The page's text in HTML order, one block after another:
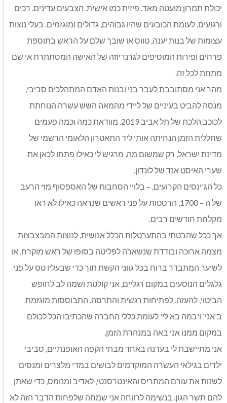
יכולת תמרון מועטה מאד. פיזית כמו אישית. הצבעים עדינים. רכים
ורגועים, לעומת הכובעים שהיו גבוהים, גדולים ומוגזמים. בעלי נוצות
עצומות של בנות יענה, טווס או שובך שלם על הראש בתוספת
פרחים ופירות המוסיפים לגרנדיוזה של האישה המסתתרת אי שם
מתחת לכל זה.
מהר אני מסתובבת לעבר בני ובנות האדם המתהלכים סביבי,
מנסה להביט בעיניים של ליידי מהמאה השש עשרה הנוחתת
לכוכב הלכת של תל אביב 2019. מוודאת כמה וכמה פעמים
שחללית הזמן הנחיתה אותי ליד התאטרון הלאומי הרשמי של
מדינת ישראל, רק שמשום מה, מרגיש לי כאילו פתחו לכאן את
שערי האיסט אנד של לונדון.
כל הג'ינסים הקרועים, – בלויי הסחבות של האספסוף מזי הרעב
של ה – 1700, הרסטות על פני ראשים שנראה כאילו לא ראו
מקלחת חודשים רבים.
אך ככל שהבטתי בהתערטלות הכלל אנושית, לנוצות המבצבצות
מצמה ארוכה ובודדת שנשארה לפליטה בסופו של ראש מוקרח, או
לשיער המתבדר ברוח בכל גווני הקשת תוך כדי שבעליו טס על פני
גלגלים הנוסעים במקום רגליים, אני קולטת ושמה לב לחופש
הביטוי, להעזה, לפתיחות רגשית והתרסה. התבוססות מוגזמת
ב'אני' ו'במה בא לי' לעומת כללי החברה שהכתיבו הכל לכולם
במקום ממנו אני באה במנהרת הזמן.
אני מתיישבת לי בעדנה באחד מבתי הקפה האופנתיים, סביבי
ילדים בגילאי העשרה המוקדמים לבושים במדי מלצרים ומנסים
לשנות את עורם המתריס והאינטרסנטי, לאדיב ומנומס, כדי שאתן
להם תשר הגון. בנשימה לרווחה אני שמחה שלפחות הדבר הזה לא